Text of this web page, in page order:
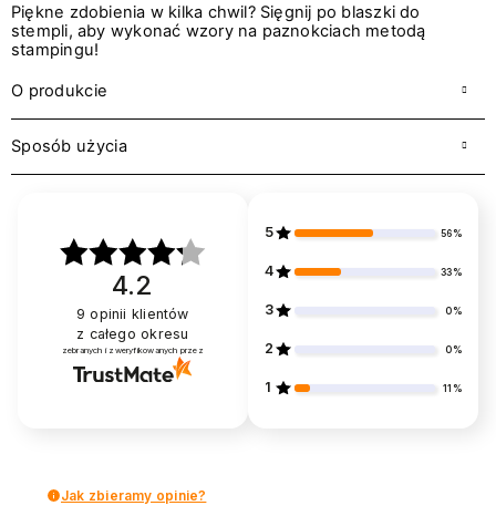
Piękne zdobienia w kilka chwil? Sięgnij po blaszki do
stempli, aby wykonać wzory na paznokciach metodą
stampingu!
O produkcie
Sposób użycia
4.2
9 opinii klientów
z całego okresu
zebranych i zweryfikowanych przez
5 56%
4 33%
3 0%
2 0%
1 11%
Jak zbieramy opinie?